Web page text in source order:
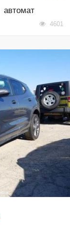
автомат
4601